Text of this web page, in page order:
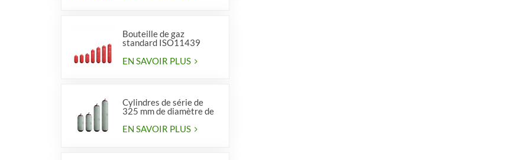
Bouteille de gaz
standard ISO11439
EN SAVOIR PLUS
Cylindres de série de
325 mm de diamètre de
véhicules
EN SAVOIR PLUS